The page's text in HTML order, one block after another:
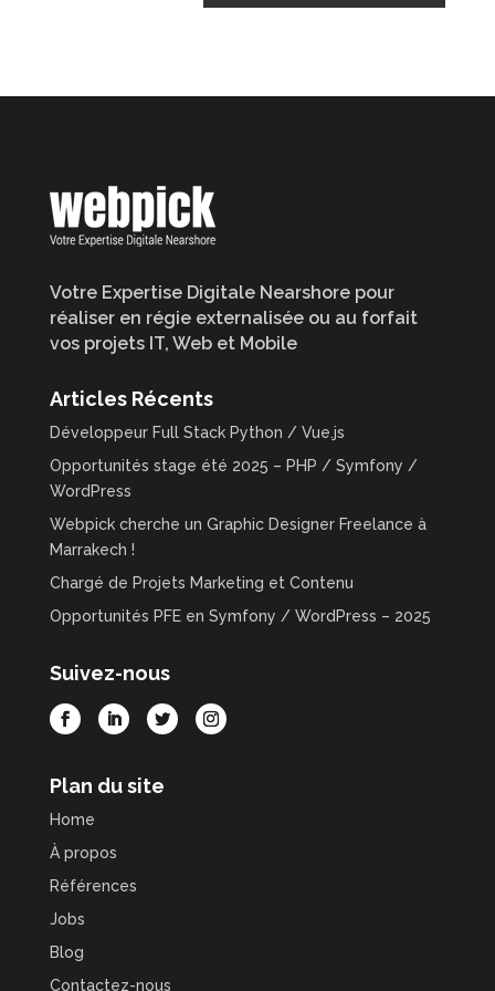
Votre Expertise Digitale Nearshore pour
réaliser en régie externalisée ou au forfait
vos projets IT, Web et Mobile
Articles Récents
Développeur Full Stack Python / Vue.js
Opportunités stage été 2025 – PHP / Symfony /
WordPress
Webpick cherche un Graphic Designer Freelance à
Marrakech !
Chargé de Projets Marketing et Contenu
Opportunités PFE en Symfony / WordPress – 2025
Suivez-nous
Plan du site
Home
À propos
Références
Jobs
Blog
Contactez-nous